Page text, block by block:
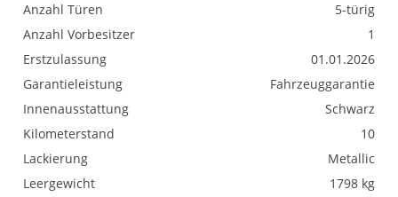
Anzahl Türen
5-türig
Anzahl Vorbesitzer
1
Erstzulassung
01.01.2026
Garantieleistung
Fahrzeuggarantie
Innenausstattung
Schwarz
Kilometerstand
10
Lackierung
Metallic
Leergewicht
1798 kg